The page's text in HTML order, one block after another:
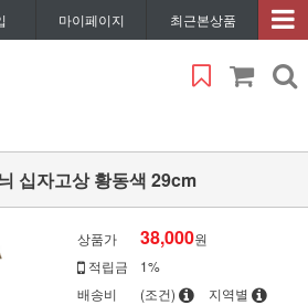
마이페이지 최근본상품
십자고상 황동색 29cm
상품가 38,000원
적립금
1%
배송비
(조건) 지역별